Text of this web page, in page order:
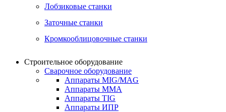
Лобзиковые станки
Заточные станки
Кромкооблицовочные станки
Строительное оборудование
Сварочное оборудование
Аппараты MIG/MAG
Аппараты MMA
Аппараты TIG
Аппараты ИПР